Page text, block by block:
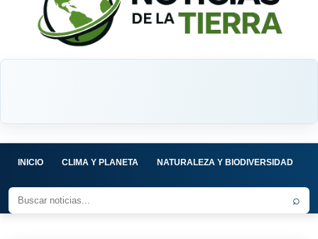
INICIO CLIMA Y PLANETA NATURALEZA Y BIODIVERSIDAD
⌕